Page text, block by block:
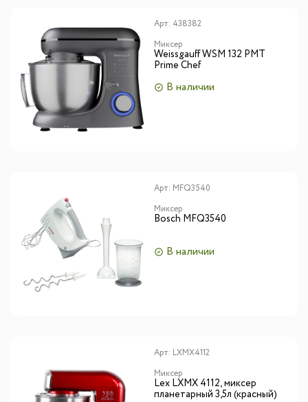
Арт: 438382
Миксер
Weissgauff WSM 132 PMT
Prime Chef
В наличии
Арт: MFQ3540
Миксер
Bosch MFQ3540
В наличии
Арт: LXMX4112
Миксер
Lex LXMX 4112, миксер
планетарный 3,5л (красный)